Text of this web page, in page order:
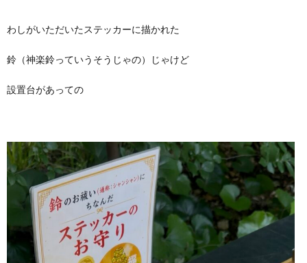
わしがいただいたステッカーに描かれた
鈴（神楽鈴っていうそうじゃの）じゃけど
設置台があっての